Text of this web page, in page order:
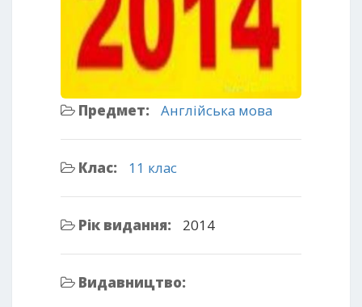
Предмет: Англійська мова
Клас: 11 клас
Рік видання: 2014
Видавництво: